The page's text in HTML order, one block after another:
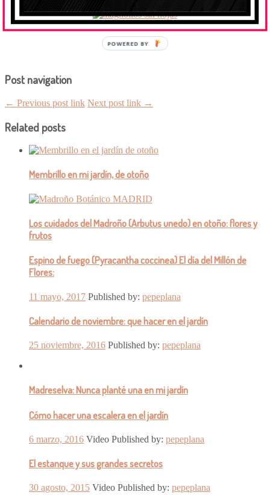
Post navigation
← Previous post link Next post link →
Related posts
Membrillo en mi jardín, de otoño
Los cuidados del Madroño (Arbutus unedo) en otoño: flores y
frutos
Espino de fuego (Pyracantha coccinea) El día del Millón de
Flores:
11 mayo, 2017 Published by: pepeplana
Calendario de noviembre: que hacer en el jardín
25 noviembre, 2016 Published by: pepeplana
Madreselva: Nunca planté una en mi jardín
Cómo hacer una escalera en el jardín
6 marzo, 2016 Video Published by: pepeplana
El estanque y sus grandes secretos
30 agosto, 2015 Video Published by: pepeplana
POWERED BY